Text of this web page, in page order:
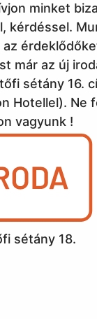
minket
kérdéssel.
már az új
sétány 16.
Hotellel). Ne
vagyunk !
sétány 18.